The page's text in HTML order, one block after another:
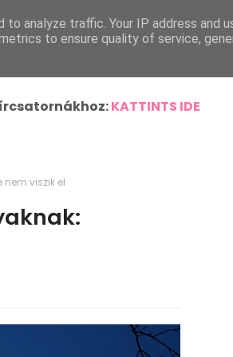
Ország-Világ Járásunk
KATTINTS IDE
viszik el
analyze traffic. Your IP address and
to ensure quality of service,